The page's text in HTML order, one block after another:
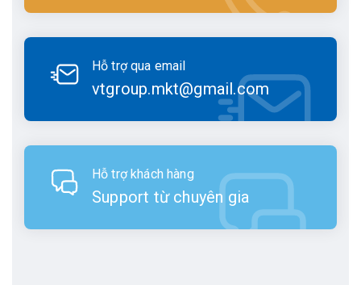
Hỗ trợ qua email
vtgroup.mkt@gmail.com
Hỗ trợ khách hàng
Support từ chuyên gia